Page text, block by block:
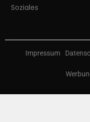
Soziales
Impressum